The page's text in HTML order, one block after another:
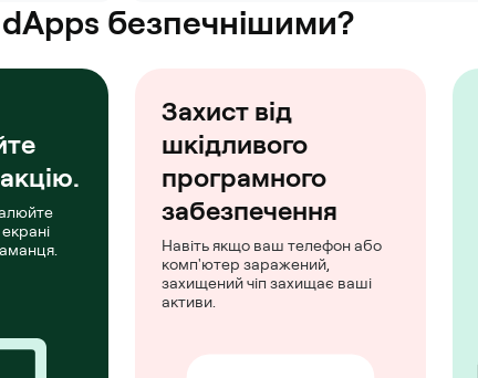
безпечнішими?
Захист від
шкідливого
програмного
забезпечення
Навіть якщо ваш телефон або
комп'ютер заражений,
захищений чіп захищає ваші
активи.